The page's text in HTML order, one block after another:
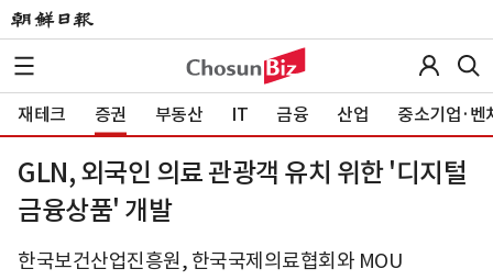
재테크 증권 부동산 IT 금융 산업 중소기업·벤
GLN, 외국인 의료 관광객 유치 위한 '디지털
금융상품' 개발
한국보건산업진흥원, 한국국제의료협회와 MOU